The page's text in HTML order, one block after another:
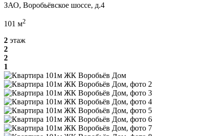
ЗАО, Воробьёвское шоссе, д.4
101 м2
2 этаж
2
2
1